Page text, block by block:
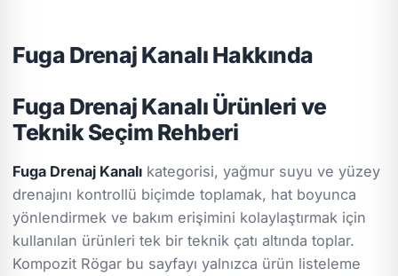
Fuga Drenaj Kanalı Hakkında
Fuga Drenaj Kanalı Ürünleri ve
Teknik Seçim Rehberi
Fuga Drenaj Kanalı kategorisi, yağmur suyu ve yüzey
drenajını kontrollü biçimde toplamak, hat boyunca
yönlendirmek ve bakım erişimini kolaylaştırmak için
kullanılan ürünleri tek bir teknik çatı altında toplar.
Kompozit Rögar bu sayfayı yalnızca ürün listeleme